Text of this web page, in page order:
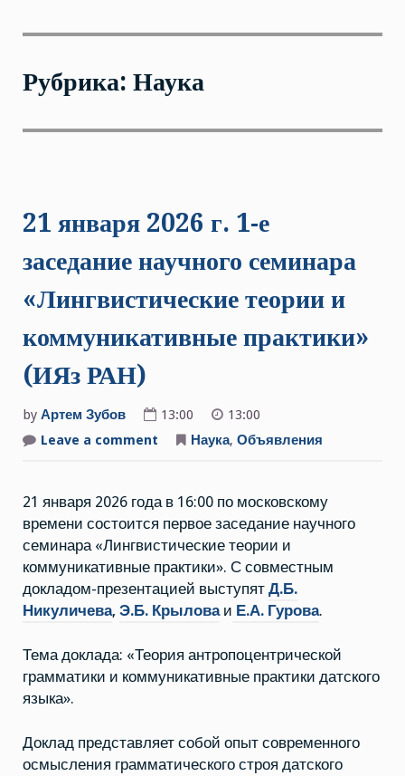
Рубрика: Наука
21 января 2026 г. 1-е
заседание научного семинара
«Лингвистические теории и
коммуникативные практики»
(ИЯз РАН)
by Артем Зубов 13:00
13:00
Leave a comment
1-
заседание
научного
семинара
«Лингвистические
теории
и
коммуникативные
практики»
Наука, Объявления
21 января 2026 года в 16:00 по московскому
времени состоится первое заседание научного
семинара «Лингвистические теории и
коммуникативные практики». С совместным
докладом-презентацией выступят Д.Б.
Никуличева, Э.Б. Крыловаи Е.А. Гурова.
Тема доклада: «Теория антропоцентрической
грамматики и коммуникативные практики датского
языка».
Доклад представляет собой опыт современного
осмысления грамматического строя датского